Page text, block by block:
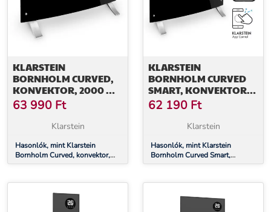
KLARSTEIN
BORNHOLM CURVED,
KONVEKTOR, 2000 W,
TERMOSZTÁT, IDŐZÍTŐ,
FEKETE
63 990 Ft
Klarstein
Hasonlók, mint Klarstein
Bornholm Curved, konvektor,
2000 W, termosztát, időzítő,
KLARSTEIN
BORNHOLM CURVED
SMART, KONVEKTOR,
2000 W, VEZÉRLÉS
APPLIKÁCIÓN
KERESZTÜL, FEKETE
62 190 Ft
Klarstein
Hasonlók, mint Klarstein
Bornholm Curved Smart,
konvektor, 2000 W, vezérlés